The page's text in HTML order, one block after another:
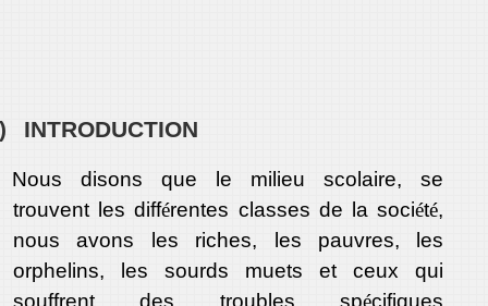
INTRODUCTION
Nous disons que le milieu scolaire, se
trouvent les différentes classes de la société,
nous avons les riches, les pauvres, les
orphelins, les sourds muets et ceux qui
souffrent des troubles spécifiques